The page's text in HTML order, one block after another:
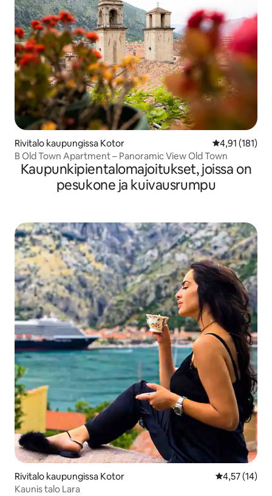
Rivitalo kaupungissa Kotor
4,91 (181)
B Old Town Apartment – Panoramic View Old Town
Kaupunkipientalomajoitukset, joissa on
pesukone ja kuivausrumpu
Rivitalo kaupungissa Kotor
4,57 (14)
Kaunis talo Lara